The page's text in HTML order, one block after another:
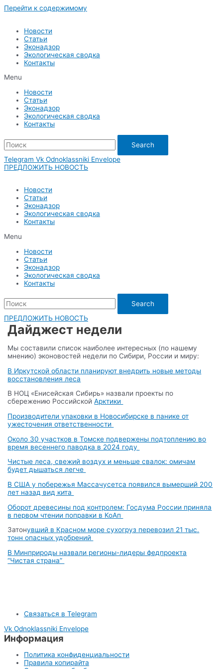
Перейти к содержимому
Новости
Статьи
Эконадзор
Экологическая сводка
Контакты
Menu
Новости
Статьи
Эконадзор
Экологическая сводка
Контакты
Search
Telegram Vk Odnoklassniki Envelope
ПРЕДЛОЖИТЬ НОВОСТЬ
Новости
Статьи
Эконадзор
Экологическая сводка
Контакты
Menu
Новости
Статьи
Эконадзор
Экологическая сводка
Контакты
Search
ПРЕДЛОЖИТЬ НОВОСТЬ
Дайджест недели
Мы составили список наиболее интересных (по нашему
мнению) эконовостей недели по Сибири, России и миру:
В Иркутской области планируют внедрить новые методы
восстановления леса
В НОЦ «Енисейская Сибирь» назвали проекты по
сбережению РоссийскойАрктики
Производители упаковки в Новосибирске в панике от
ужесточения ответственности
Около 30 участков в Томске подвержены подтоплению во
время весеннего паводка в 2024 году
Чистые леса, свежий воздух и меньше свалок: омичам
будет дышаться легче
В США у побережья Массачусетса появился вымерший 200
лет назад вид кита
Оборот древесины под контролем: Госдума России приняла
в первом чтении поправки в КоАп
Затонувший в Красном море сухогруз перевозил 21 тыс.
тонн опасных удобрений
В Минприроды назвали регионы-лидеры федпроекта
“Чистая страна”
Связаться в Telegram
Vk Odnoklassniki Envelope
Информация
Политика конфиденциальности
Правила копирайта